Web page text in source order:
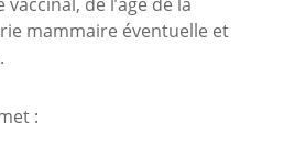
mammaire éventuelle et
: